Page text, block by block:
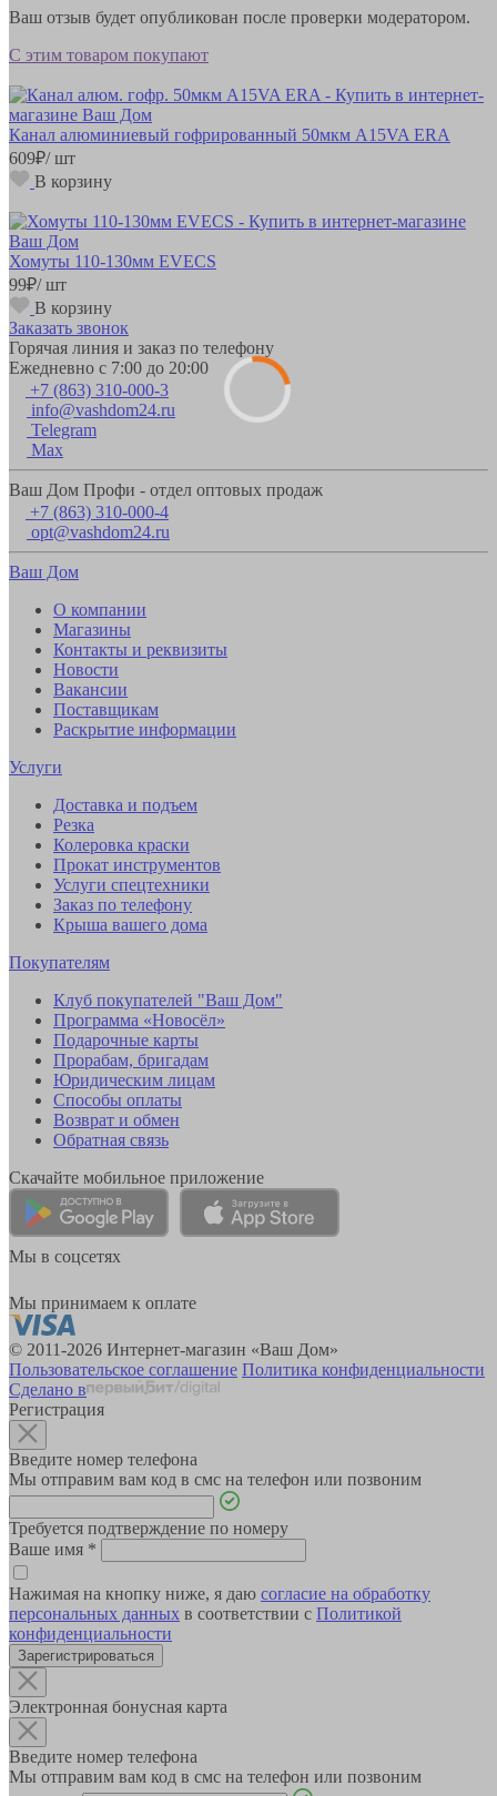
Ваш отзыв будет опубликован после проверки модератором.
С этим товаром покупают
Канал алюминиевый гофрированный 50мкм A15VA ERA
609₽/ шт
В корзину
Хомуты 110-130мм EVECS
99₽/ шт
В корзину
Заказать звонок
Горячая линия и заказ по телефону
Ежедневно с 7:00 до 20:00
+7 (863) 310-000-3
info@vashdom24.ru
Telegram
Max
Ваш Дом Профи - отдел оптовых продаж
+7 (863) 310-000-4
opt@vashdom24.ru
Ваш Дом
О компании
Магазины
Контакты и реквизиты
Новости
Вакансии
Поставщикам
Раскрытие информации
Услуги
Доставка и подъем
Резка
Колеровка краски
Прокат инструментов
Услуги спецтехники
Заказ по телефону
Крыша вашего дома
Покупателям
Клуб покупателей "Ваш Дом"
Программа «Новосёл»
Подарочные карты
Прорабам, бригадам
Юридическим лицам
Способы оплаты
Возврат и обмен
Обратная связь
Скачайте мобильное приложение
Мы в соцсетях
Мы принимаем к оплате
© 2011-2026 Интернет-магазин «Ваш Дом»
Пользовательское соглашение Политика конфиденциальности
Сделано в
Регистрация
Введите номер телефона
Мы отправим вам код в смс на телефон или позвоним
Требуется подтверждение по номеру
Ваше имя *
Нажимая на кнопку ниже, я даю согласие на обработку
персональных данных в соответствии с Политикой
конфиденциальности
Зарегистрироваться
Электронная бонусная карта
Введите номер телефона
Мы отправим вам код в смс на телефон или позвоним